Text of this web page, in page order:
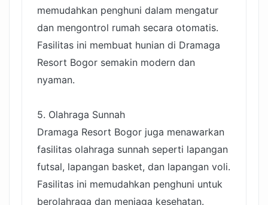
memudahkan penghuni dalam mengatur
dan mengontrol rumah secara otomatis.
Fasilitas ini membuat hunian di Dramaga
Resort Bogor semakin modern dan
nyaman.
5. Olahraga Sunnah
Dramaga Resort Bogor juga menawarkan
fasilitas olahraga sunnah seperti lapangan
futsal, lapangan basket, dan lapangan voli.
Fasilitas ini memudahkan penghuni untuk
berolahraga dan menjaga kesehatan.